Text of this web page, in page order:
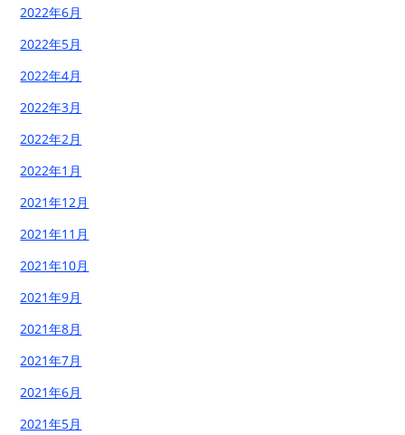
2022年6月
2022年5月
2022年4月
2022年3月
2022年2月
2022年1月
2021年12月
2021年11月
2021年10月
2021年9月
2021年8月
2021年7月
2021年6月
2021年5月